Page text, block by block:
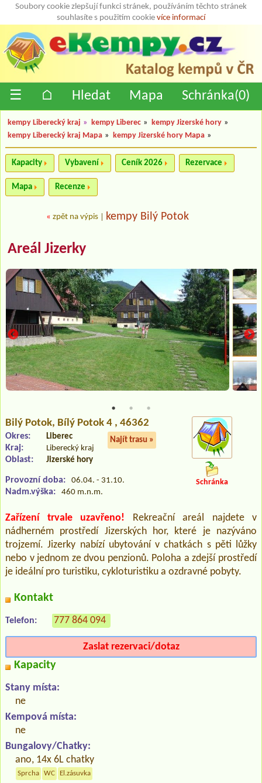
Soubory cookie zlepšují funkci stránek, používáním těchto stránek
souhlasíte s použitím cookie více informací
☰ ⌂ Hledat Mapa Schránka(0)
kempy Liberecký kraj » kempy Liberec » kempy Jizerské hory »
kempy Liberecký kraj Mapa » kempy Jizerské hory Mapa »
Kapacity Vybavení Ceník 2026 Rezervace
Mapa Recenze
« zpět na výpis kempy Bilý Potok
Areál Jizerky
Bilý Potok, Bílý Potok 4 , 46362
Najít trasu »
Okres: Liberec
Kraj: Liberecký kraj
Oblast: Jizerské hory
Provozní doba: 06.04. - 31.10.
Nadm.výška: 460 m.n.m.
Schránka
Zařízení trvale uzavřeno! Rekreační areál najdete v
nádherném prostředí Jizerských hor, které je nazýváno
trojzemí. Jizerky nabízí ubytování v chatkách s pěti lůžky
nebo v jednom ze dvou penzionů. Poloha a zdejší prostředí
je ideální pro turistiku, cykloturistiku a ozdravné pobyty.
Kontakt
Telefon: 777 864 094
Zaslat rezervaci/dotaz
Kapacity
Stany místa:
ne
Kempová místa:
ne
Bungalovy/Chatky:
ano, 14x 6L chatky
Sprcha WC El.zásuvka